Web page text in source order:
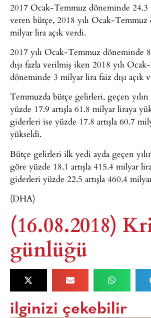
2017 Ocak-Temmuz döneminde 24.3
veren bütçe, 2018 yılı Ocak-
milyar lira açık verdi.
2017 yılı Ocak-Temmuz döneminde
dışı fazla verilmiş iken 2018 yılı
döneminde 3 milyar lira faiz dışı açık
Temmuzda bütçe gelirleri, geçen yılın
yüzde 17.9 artışla 61.8 milyar liraya
giderleri ise yüzde 17.8 artışla 60.7
yükseldi.
Bütçe gelirleri ilk yedi ayda geçen
göre yüzde 18.1 artışla 415.4 milyar
giderleri yüzde 22.5 artışla 460.4
(DHA)
(16.08.2018)
günlüğü
ilginizi çekebilir